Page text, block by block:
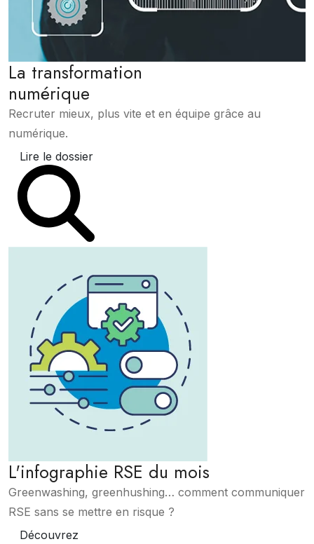
La transformation
numérique
Recruter mieux, plus vite et en équipe grâce au
numérique.
Lire le dossier
L'infographie RSE du mois
Greenwashing, greenhushing… comment communiquer
RSE sans se mettre en risque ?
Découvrez